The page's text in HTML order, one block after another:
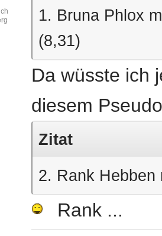
1. Bruna Phlox
(8,31)
Da wüsste ich
diesem
Zitat
2. Rank Hebben
Rank ...